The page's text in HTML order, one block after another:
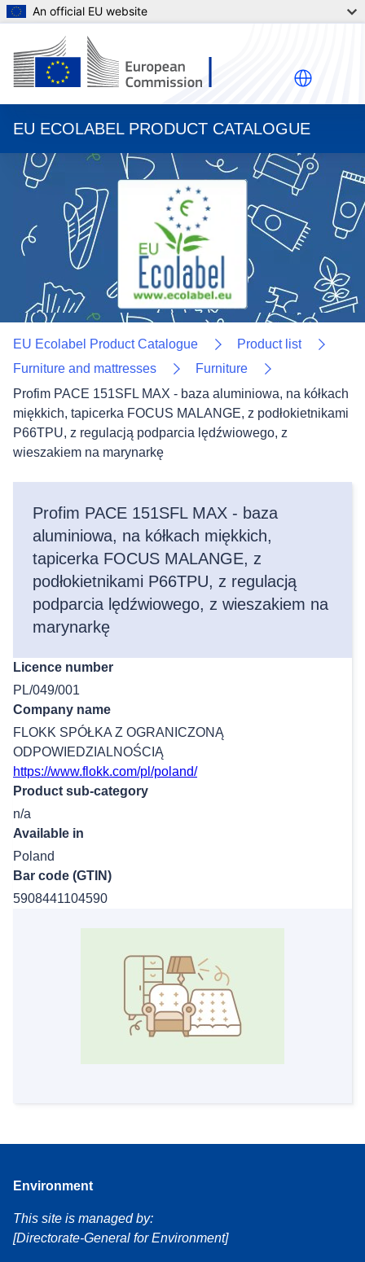
An official EU website
EU ECOLABEL PRODUCT CATALOGUE
EU Ecolabel Product Catalogue
Product list
Furniture and mattresses
Furniture
Profim PACE 151SFL MAX - baza aluminiowa, na kółkach
miękkich, tapicerka FOCUS MALANGE, z podłokietnikami
P66TPU, z regulacją podparcia lędźwiowego, z
wieszakiem na marynarkę
Profim PACE 151SFL MAX - baza
aluminiowa, na kółkach miękkich,
tapicerka FOCUS MALANGE, z
podłokietnikami P66TPU, z regulacją
podparcia lędźwiowego, z wieszakiem na
marynarkę
Licence number
PL/049/001
Company name
FLOKK SPÓŁKA Z OGRANICZONĄ
ODPOWIEDZIALNOŚCIĄ
https://www.flokk.com/pl/poland/
Product sub-category
n/a
Available in
Poland
Bar code (GTIN)
5908441104590
Environment
This site is managed by:
[Directorate-General for Environment]